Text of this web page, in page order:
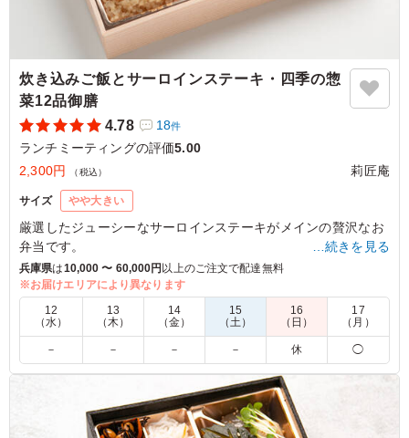
炊き込みご飯とサーロインステーキ・四季の惣
菜12品御膳
4.78
18件
ランチミーティングの評価5.00
2,300円
（税込） 莉匠庵
サイズ やや大きい
厳選したジューシーなサーロインステーキがメインの贅沢なお
弁当です。
彩り豊かな季節のおそうざいと一緒にお召し上がりください。
5.0 Appcessori JAPAN 株式会社
味付けも盛り付けも、みんながとても喜ぶような内容でし
た！外国人の出張者も大変満足しており、繊細なお弁当を
楽しんでいました。 副菜の種類が豊富な点はかなりプラ
ご利用シーン：会議・セミナー›ランチミーティング
…続きを見る
兵庫県は10,000 〜 60,000円以上のご注文で配達無料
※お届けエリアにより異なります
12
（水）
13
（木）
14
（金）
15
（土）
16
（日）
17
（月）
－ － － － 休 ◯